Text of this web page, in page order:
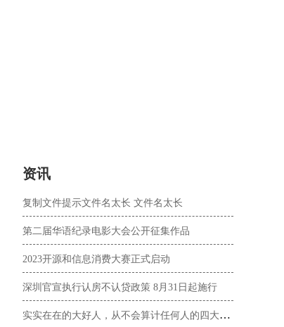
资讯
复制文件提示文件名太长 文件名太长
第二届华语纪录电影大会公开征集作品
2023开源和信息消费大赛正式启动
深圳官宣执行认房不认贷政策 8月31日起施行
实实在在的大好人，从不会算计任何人的四大星座